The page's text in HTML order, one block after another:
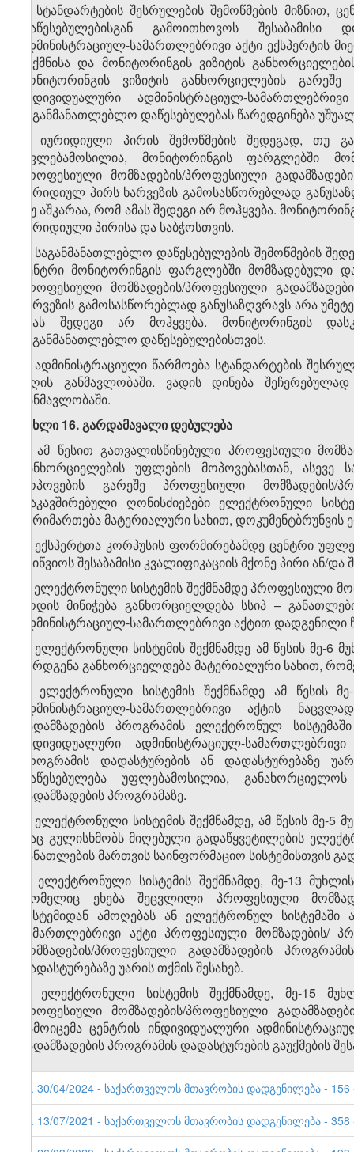
2. სტანდარტების შესრულების შემოწმების
დაწესებულებისგან გამოითხოვოს შესაბამისი
ადმინისტრაციულ-სამართლებრივი აქტი ექსპერტის
შექმნისა და მონიტორინგის ვიზიტის
მონიტორინგის ვიზიტის განხორციელების
ინდივიდუალური ადმინისტრაციულ-
საგანმანათლებლო დაწესებულებას წარედგინება
3. იურიდიული პირის შემოწმების შედეგად,
უფლებამოსილია, მონიტორინგის ფარგლებში
პროფესიული მომზადების/პროფესიული
იურიდიულ პირს ხარვეზის გამოსასწორებლად
თუ აშკარაა, რომ ამას შედეგი არ მოჰყვება.
იურიდიული პირისა და საბჭოსთვის.
4. საგანმანათლებლო დაწესებულების
ცენტრი მონიტორინგის ფარგლებში მომზადებული
პროფესიული მომზადების/პროფესიული
ხარვეზის გამოსასწორებლად განუსაზღვრავს არა
ამას შედეგი არ მოჰყვება. მონიტორინგის
საგანმანათლებლო დაწესებულებისთვის.
5. ადმინისტრაციული წარმოება სტანდარტების
დღის განმავლობაში. ვადის დინება
განმავლობაში.
მუხლი 16. გარდამავალი დებულება
1. ამ წესით გათვალისწინებული პროფესიული
განხორციელების უფლების მოპოვებასთან,
მოპოვების გარეშე პროფესიული მომზადების/
დაკავშირებული ღონისძიებები ელექტრონული
წარიმართება მატერიალური სახით,
2. ექსპერტთა კორპუსის ფორმირებამდე ცენტრი
მიიწვიოს შესაბამისი კვალიფიკაციის მქონე პირი ან/
3. ელექტრონული სისტემის შექმნამდე პროფესიული
კოდის მინიჭება განხორციელდება სსიპ –
ადმინისტრაციულ-სამართლებრივი აქტით დადგენილი
4. ელექტრონული სისტემის შექმნამდე ამ წესის მე-6
წარდგენა განხორციელდება მატერიალური სახით,
5. ელექტრონული სისტემის შექმნამდე ამ წესის
ადმინისტრაციულ-სამართლებრივი აქტის
გადამზადების პროგრამის ელექტრონულ
ინდივიდუალური ადმინისტრაციულ-
პროგრამის დადასტურების ან დადასტურებაზე
დაწესებულება უფლებამოსილია,
გადამზადების პროგრამაზე.
6. ელექტრონული სისტემის შექმნამდე, ამ წესის მე-5
რაც გულისხმობს მიღებული გადაწყვეტილების
განათლების მართვის საინფორმაციო სისტემისთვის
7. ელექტრონული სისტემის შექმნამდე, მე-13
რომელიც ეხება შეცვლილი პროფესიული
სისტემიდან ამოღებას ან ელექტრონულ
სამართლებრივი აქტი პროფესიული მომზადების/
მომზადების/პროფესიული გადამზადების
დადასტურებაზე უარის თქმის შესახებ.
8. ელექტრონული სისტემის შექმნამდე, მე-15
პროფესიული მომზადების/პროფესიული
გამოიცემა ცენტრის ინდივიდუალური
გადამზადების პროგრამის დადასტურების გაუქმების
3. 30/04/2024 - საქართველოს მთავრობის დადგენილება - 156
2. 13/07/2021 - საქართველოს მთავრობის დადგენილება -